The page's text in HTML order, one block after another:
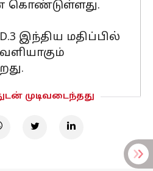
கொண்டுள்ளது.
ID.3 இந்திய மதிப்பில்
முடிவடைந்தது